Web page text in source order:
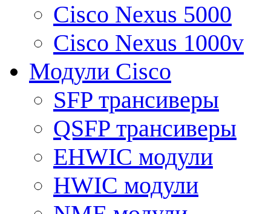
Cisco Nexus 5000
Cisco Nexus 1000v
Модули Cisco
SFP трансиверы
QSFP трансиверы
EHWIC модули
HWIC модули